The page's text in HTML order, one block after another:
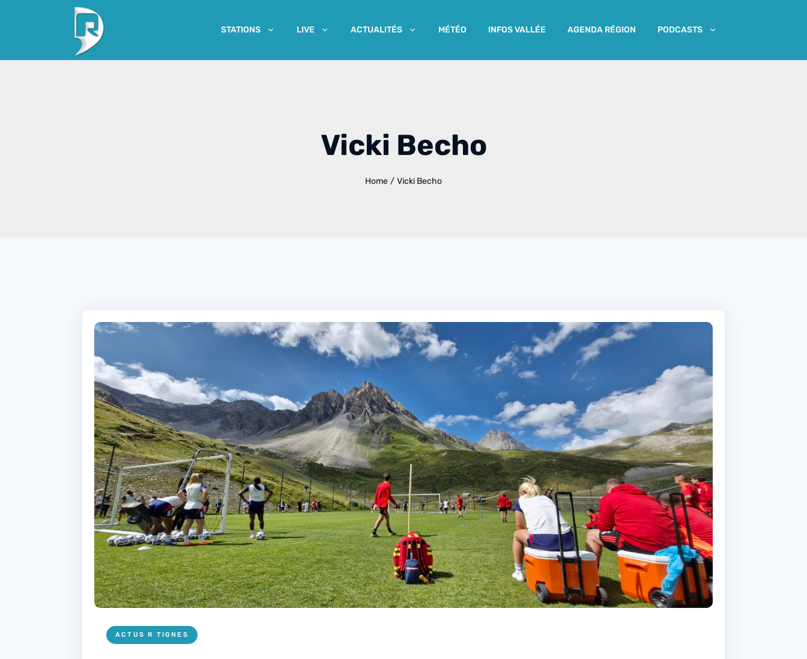
STATIONS LIVE ACTUALITÉS MÉTÉO INFOS VALLÉE AGENDA RÉGION PODCASTS
Vicki Becho
Home / Vicki Becho
ACTUS R TIGNES